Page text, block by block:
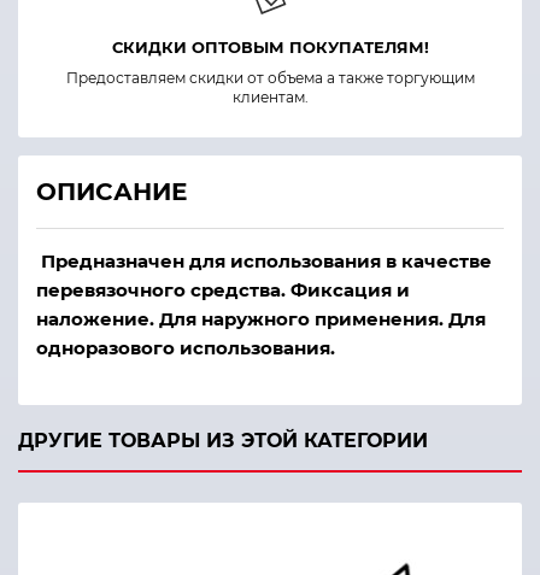
СКИДКИ ОПТОВЫМ ПОКУПАТЕЛЯМ!
Предоставляем скидки от объема а также торгующим
клиентам.
ОПИСАНИЕ
Предназначен для использования в качестве
перевязочного средства. Фиксация и
наложение. Для наружного применения. Для
одноразового использования.
ДРУГИЕ ТОВАРЫ ИЗ ЭТОЙ КАТЕГОРИИ